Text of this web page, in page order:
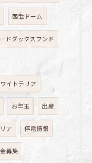
西武ドーム
ドダックスフンド
イトテリア
お年玉 出産
ア 停電情報
募集